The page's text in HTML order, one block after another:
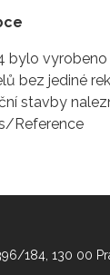
bylo vyrobeno
bez jediné
stavby
Reference
184, 130 00